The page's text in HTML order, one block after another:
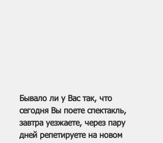
Бывало ли у Вас так, что
сегодня Вы поете спектакль,
завтра уезжаете, через пару
дней репетируете на новом